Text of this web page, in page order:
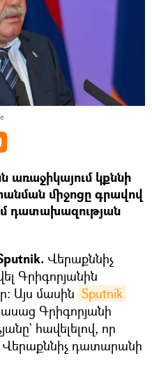
կքննի
միջոցը գրավով
դատախազության
Վերաքննիչ
Գրիգորյանին
Այս մասին Sputnik
ասաց Գրիգորյանի
հավելելով, որ
Վերաքննիչ դատարանի